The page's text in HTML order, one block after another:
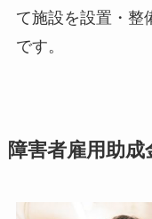
て施設を設置・整
です。
障害者雇用助